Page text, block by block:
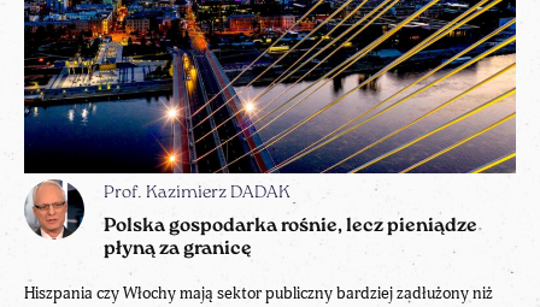
Prof. Kazimierz DADAK
Polska gospodarka rośnie, lecz pieniądze
płyną za granicę
Hiszpania czy Włochy mają sektor publiczny bardziej zadłużony niż